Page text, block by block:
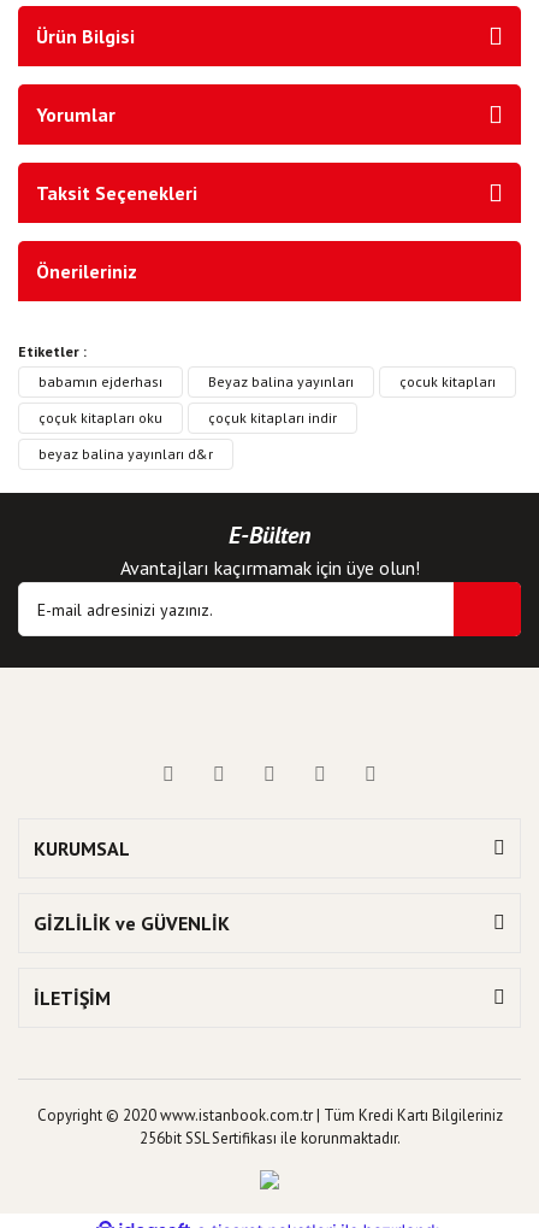
Ürün Bilgisi
Yorumlar
Taksit Seçenekleri
Önerileriniz
Etiketler :
babamın ejderhası
Beyaz balina yayınları
çocuk kitapları
çoçuk kitapları oku
çoçuk kitapları indir
beyaz balina yayınları d&r
E-Bülten
Avantajları kaçırmamak için üye olun!
KURUMSAL
GİZLİLİK ve GÜVENLİK
İLETİŞİM
Copyright © 2020 www.istanbook.com.tr | Tüm Kredi Kartı Bilgileriniz
256bit SSL Sertifikası ile korunmaktadır.